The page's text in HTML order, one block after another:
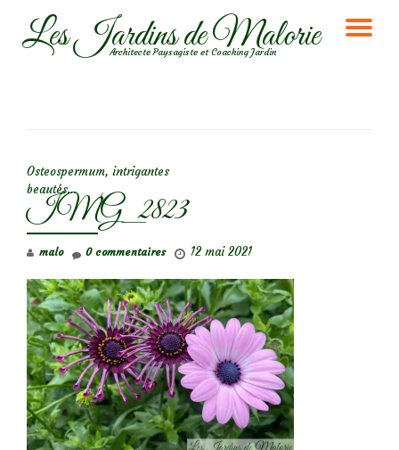
AllerLes Jardins de Malorie
Architecte Paysagiste et Coaching Jardin
Osteospermum, intrigantes
beautés…
IMG_2823
malo 12 mai 2021
0 commentaires